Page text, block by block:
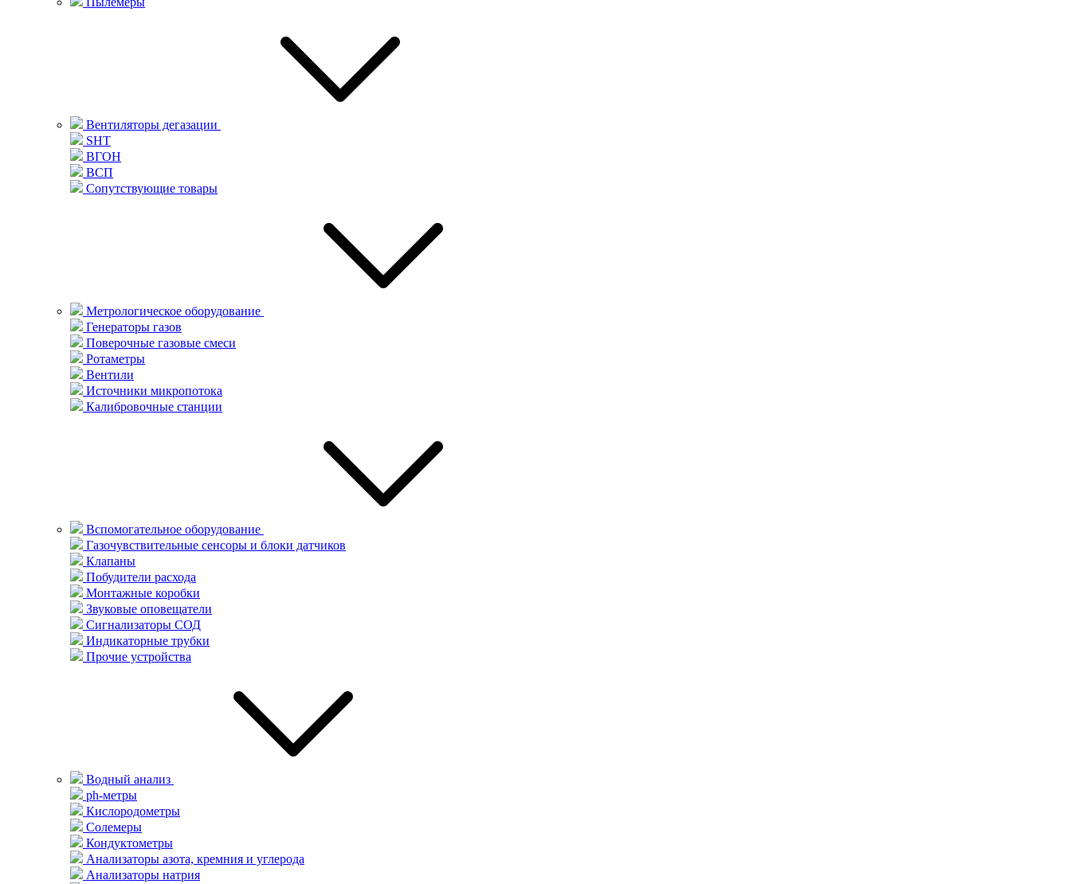
Вентиляторы дегазации
SHT
ВГОН
ВСП
Сопутствующие товары
Метрологическое оборудование
Генераторы газов
Поверочные газовые смеси
Ротаметры
Вентили
Источники микропотока
Калибровочные станции
Вспомогательное оборудование
Газочувствительные сенсоры и блоки датчиков
Клапаны
Побудители расхода
Монтажные коробки
Звуковые оповещатели
Сигнализаторы СОД
Индикаторные трубки
Прочие устройства
Водный анализ
ph-метры
Кислородометры
Солемеры
Кондуктометры
Анализаторы азота, кремния и углерода
Анализаторы натрия